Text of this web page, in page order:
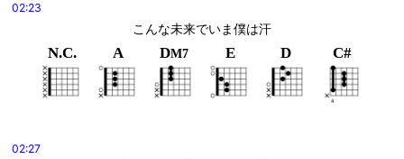
02:23
こんな未来でいま僕は汗
N.C. A DM7 E D C#
02:27